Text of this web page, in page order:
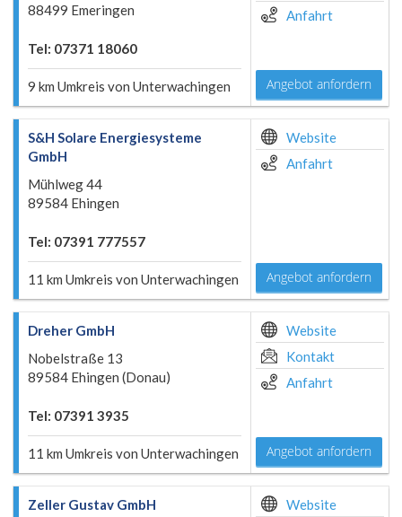
88499 Emeringen
Tel: 07371 18060
9 km Umkreis von Unterwachingen
Anfahrt
Angebot anfordern
S&H Solare Energiesysteme
GmbH
Mühlweg 44
89584 Ehingen
Tel: 07391 777557
11 km Umkreis von Unterwachingen
Website
Anfahrt
Angebot anfordern
Dreher GmbH
Nobelstraße 13
89584 Ehingen (Donau)
Tel: 07391 3935
11 km Umkreis von Unterwachingen
Website
Kontakt
Anfahrt
Angebot anfordern
Zeller Gustav GmbH
Website